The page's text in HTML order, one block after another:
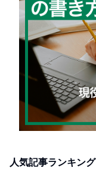
人気記事ランキング